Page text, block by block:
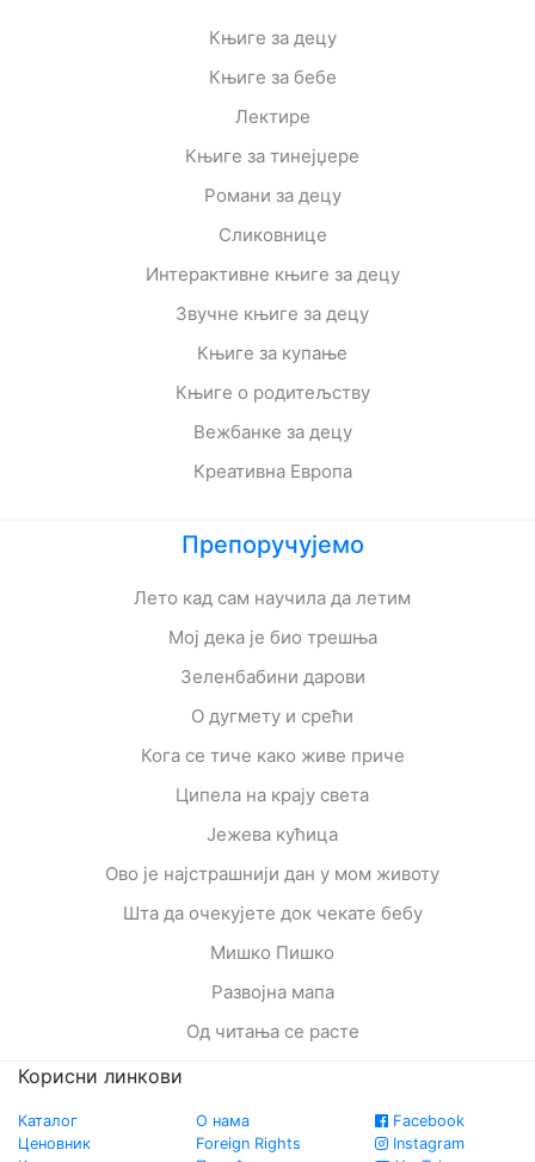
Књиге за децу
Књиге за бебе
Лектире
Књиге за тинејџере
Романи за децу
Сликовнице
Интерактивне књиге за децу
Звучне књиге за децу
Књиге за купање
Књиге о родитељству
Вежбанке за децу
Креативна Европа
Препоручујемо
Лето кад сам научила да летим
Мој дека је био трешња
Зеленбабини дарови
О дугмету и срећи
Кога се тиче како живе приче
Ципела на крају света
Јежева кућица
Ово је најстрашнији дан у мом животу
Шта да очекујете док чекате бебу
Мишко Пишко
Развојна мапа
Од читања се расте
Корисни линкови
Каталог
Ценовник
О нама
Foreign Rights
Facebook
Instagram